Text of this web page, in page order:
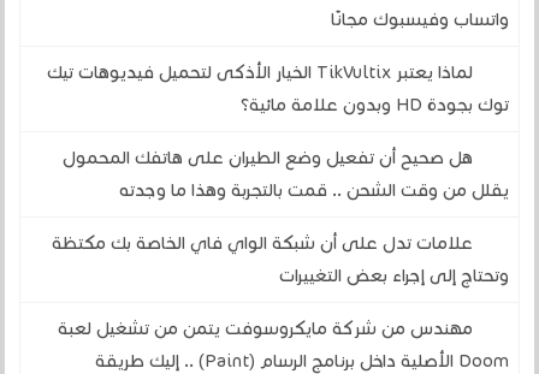
واتساب وفيسبوك مجانًا
لماذا يعتبر TikVultix الخيار الأذكى لتحميل فيديوهات تيك
توك بجودة HD وبدون علامة مائية؟
هل صحيح أن تفعيل وضع الطيران على هاتفك المحمول
يقلل من وقت الشحن .. قمت بالتجربة وهذا ما وجدته
علامات تدل على أن شبكة الواي فاي الخاصة بك مكتظة
وتحتاج إلى إجراء بعض التغييرات
مهندس من شركة مايكروسوفت يتمن من تشغيل لعبة
Doom الأصلية داخل برنامج الرسام (Paint) .. إليك طريقة